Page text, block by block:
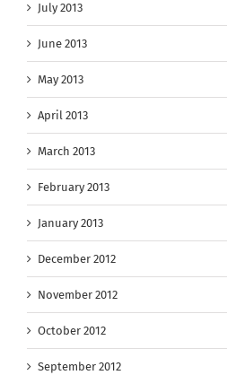
July 2013
June 2013
May 2013
April 2013
March 2013
February 2013
January 2013
December 2012
November 2012
October 2012
September 2012